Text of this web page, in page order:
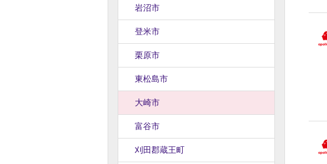
岩沼市
登米市
栗原市
東松島市
大崎市
富谷市
刈田郡蔵王町